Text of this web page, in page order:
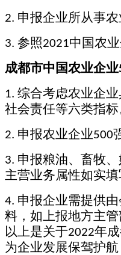
2. 申报企业所从事
3. 参照2021中国农
成都市中国农业企业
1. 综合考虑农业企
社会责任等六类指
2. 申报农业企业500
3. 申报粮油、畜牧
主营业务属性如实填
4. 申报企业需提供
料，如上报地方主
以上是关于2022年
为企业发展保驾护航